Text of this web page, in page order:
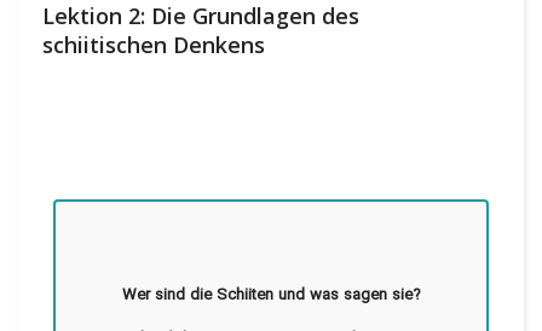
Lektion 2: Die Grundlagen des
schiitischen Denkens
Wer sind die Schiiten und was sagen sie?